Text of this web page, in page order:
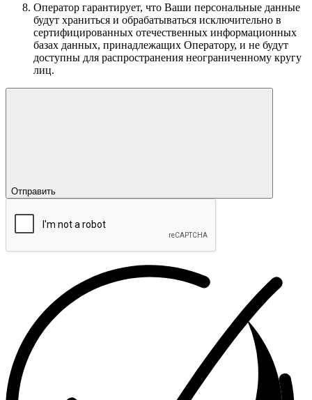
Оператор гарантирует, что Ваши персональные данные
будут храниться и обрабатываться исключительно в
сертифицированных отечественных информационных
базах данных, принадлежащих Оператору, и не будут
доступны для распространения неограниченному кругу
лиц.
Отправить